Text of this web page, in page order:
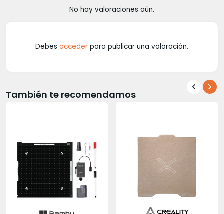
No hay valoraciones aún.
Debes acceder para publicar una valoración.
También te recomendamos